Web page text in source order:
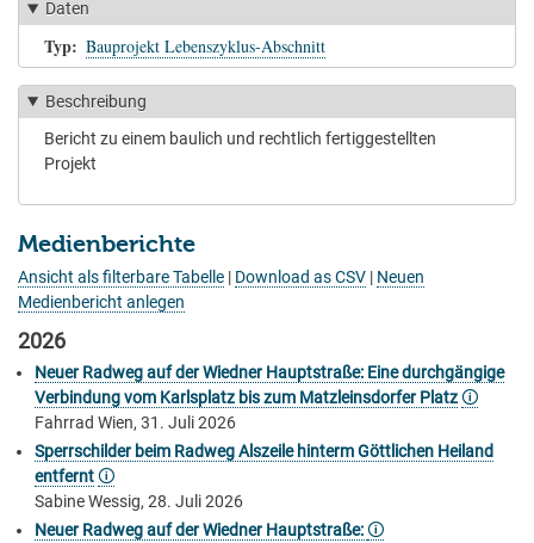
Daten
Typ Bauprojekt Lebenszyklus-Abschnitt
Beschreibung
Bericht zu einem baulich und rechtlich fertiggestellten
Projekt
Medienberichte
Ansicht als filterbare Tabelle | Download as CSV | Neuen
Medienbericht anlegen
2026
Neuer Radweg auf der Wiedner Hauptstraße: Eine durchgängige
Verbindung vom Karlsplatz bis zum Matzleinsdorfer Platz🛈
Fahrrad Wien, 31. Juli 2026
Sperrschilder beim Radweg Alszeile hinterm Göttlichen Heiland
entfernt🛈
Sabine Wessig, 28. Juli 2026
Neuer Radweg auf der Wiedner Hauptstraße:🛈